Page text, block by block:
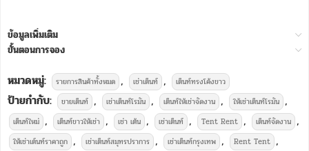
ข้อมูลเพิ่มเติม
ขั้นตอนการจอง
หมวดหมู่: รายการสินค้าทั้งหมด , เช่าเต็นท์ , เต็นท์ทรงโค้งขาว
ป้ายกำกับ: ขายเต็นท์ , เช่าเต็นท์โรมัน , เต็นท์ให้เช่าจัดงาน , ให้เช่าเต็นท์โรมัน ,
เต็นท์ใหม่ , เต็นท์ขาวให้เช่า , เช่า เต้น , เช่าเต็นท์ , Tent Rent , เต็นท์จัดงาน ,
ให้เช่าเต์นท์ราคาถูก , เช่าเต็นท์สมุทรปราการ , เช่าเต็นท์กรุงเทพ , Rent Tent ,